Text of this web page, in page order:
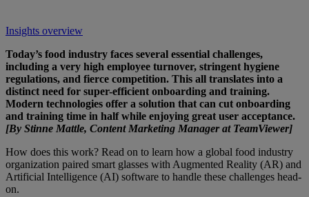
Insights overview
Today’s food industry faces several essential challenges,
including a very high employee turnover, stringent hygiene
regulations, and fierce competition. This all translates into a
distinct need for super-efficient onboarding and training.
Modern technologies offer a solution that can cut onboarding
and training time in half while enjoying great user acceptance.
[By Stinne Mattle, Content Marketing Manager at TeamViewer]
How does this work? Read on to learn how a global food industry
organization paired smart glasses with Augmented Reality (AR) and
Artificial Intelligence (AI) software to handle these challenges head-
on.